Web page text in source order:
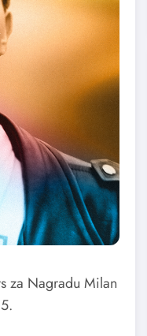
za Nagradu Milan